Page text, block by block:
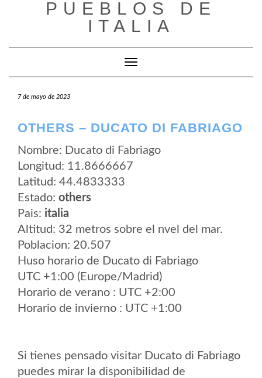
PUEBLOS DE
ITALIA
Cambiar modo de navegación
7 de mayo de 2023
OTHERS – DUCATO DI FABRIAGO
Nombre: Ducato di Fabriago
Longitud: 11.8666667
Latitud: 44.4833333
Estado: others
Pais: italia
Altitud: 32 metros sobre el nvel del mar.
Poblacion: 20.507
Huso horario de Ducato di Fabriago
UTC +1:00 (Europe/Madrid)
Horario de verano : UTC +2:00
Horario de invierno : UTC +1:00
Si tienes pensado visitar Ducato di Fabriago
puedes mirar la disponibilidad de